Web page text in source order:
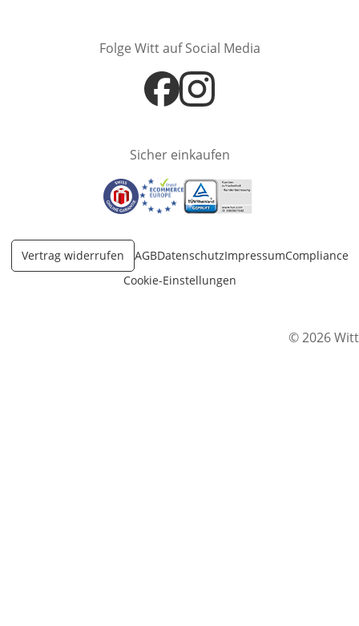
Folge Witt auf Social Media
Öffnet in neuem Fenster
Öffnet in neuem Fenster
Sicher einkaufen
Öffnet in neuem Fenster
Öffnet in neuem Fenster
Öffnet in neuem Fenster
Vertrag widerrufen AGBDatenschutzImpressumCompliance
Cookie-Einstellungen
© 2026 Witt